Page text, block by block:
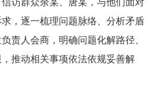
访群众余某、唐某，与他们面对
，逐一梳理问题脉络、分析矛盾
责人会商，明确问题化解路径、
推动相关事项依法依规妥善解